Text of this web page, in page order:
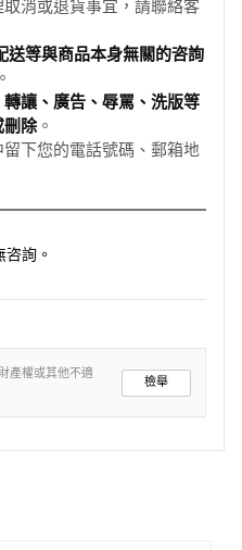
消或退貨事宜，請聯絡客
送等與商品本身無關的咨詢
。
轉讓、廣告、辱罵、洗版等
刪除。
下您的電話號碼、郵箱地
咨詢。
產權或其他不適
檢舉